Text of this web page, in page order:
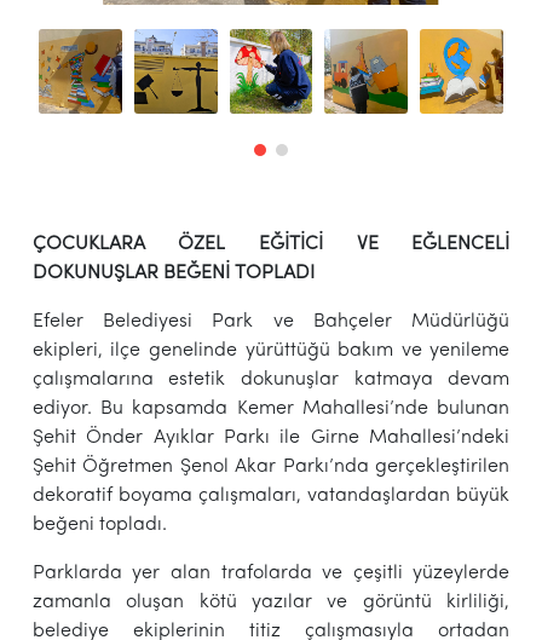
ÇOCUKLARA ÖZEL EĞİTİCİ VE EĞLENCELİ
DOKUNUŞLAR BEĞENİ TOPLADI
Efeler Belediyesi Park ve Bahçeler Müdürlüğü
ekipleri, ilçe genelinde yürüttüğü bakım ve yenileme
çalışmalarına estetik dokunuşlar katmaya devam
ediyor. Bu kapsamda Kemer Mahallesi’nde bulunan
Şehit Önder Ayıklar Parkı ile Girne Mahallesi’ndeki
Şehit Öğretmen Şenol Akar Parkı’nda gerçekleştirilen
dekoratif boyama çalışmaları, vatandaşlardan büyük
beğeni topladı.
Parklarda yer alan trafolarda ve çeşitli yüzeylerde
zamanla oluşan kötü yazılar ve görüntü kirliliği,
belediye ekiplerinin titiz çalışmasıyla ortadan